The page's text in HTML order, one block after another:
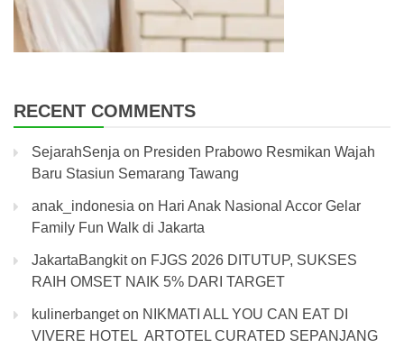
RECENT COMMENTS
SejarahSenja on Presiden Prabowo Resmikan Wajah
Baru Stasiun Semarang Tawang
anak_indonesia on Hari Anak Nasional Accor Gelar
Family Fun Walk di Jakarta
JakartaBangkiton FJGS 2026 DITUTUP, SUKSES
RAIH OMSET NAIK 5% DARI TARGET
kulinerbangeton NIKMATI ALL YOU CAN EAT DI
VIVERE HOTEL ARTOTEL CURATED SEPANJANG